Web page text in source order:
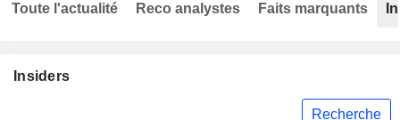
Insiders
Recherche
Toute l'actualité Reco analystes Faits marquants